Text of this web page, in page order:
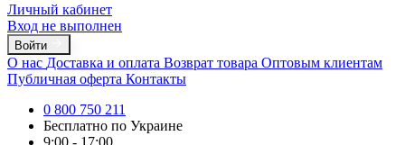
Личный кабинет
Вход не выполнен
Войти
О нас Доставка и оплата Возврат товара Оптовым клиентам
Публичная оферта Контакты
0 800 750 211
Бесплатно по Украине
9:00 - 17:00